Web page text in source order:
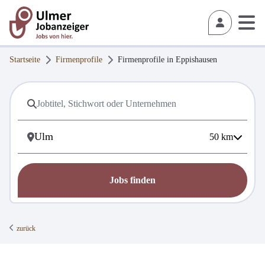
Startseite Firmenprofile Firmenprofile in Eppishausen
50 km
Jobs finden
zurück